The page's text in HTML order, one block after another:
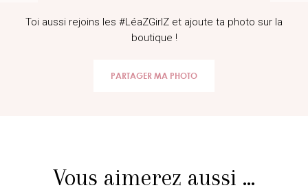
Toi aussi rejoins les #LéaZGirlZ et ajoute ta photo sur la
boutique !
PARTAGER MA PHOTO
Vous aimerez aussi ...